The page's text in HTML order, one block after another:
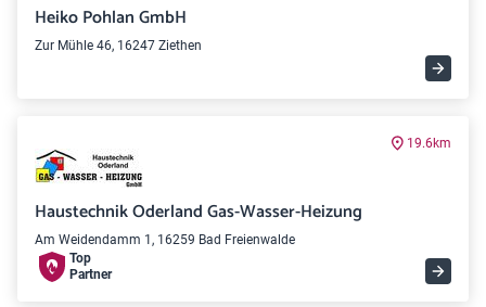
Heiko Pohlan GmbH
Zur Mühle 46, 16247 Ziethen
19.6km
Haustechnik Oderland Gas-Wasser-Heizung
Am Weidendamm 1, 16259 Bad Freienwalde
Top
Partner